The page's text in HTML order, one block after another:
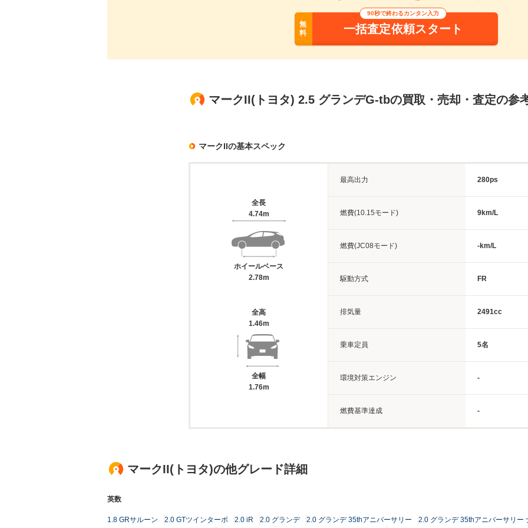
無
料
90秒で終わるカンタン入力
一括査定依頼スタート
マークII(トヨタ) 2.5 グランデG-tbの買取・売却・査定の参
マークIIの基本スペック
全長
4.74m
ホイールベース
2.78m
全高
1.46m
全幅
1.76m
最高出力 280ps
燃費(10.15モード) 9km/L
燃費(JC08モード) -km/L
駆動方式 FR
排気量 2491cc
乗車定員 5名
環境対策エンジン -
燃費基準達成 -
マークII(トヨタ)の他グレード詳細
英数
1.8 GRサルーン 2.0 GTツインターボ 2.0 iR 2.0 グランデ 2.0 グランデ 35thアニバーサリー
2.0 グランデ 35thアニバーサリー